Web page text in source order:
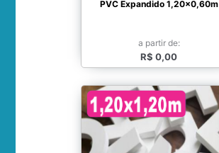
PVC Expandido 1,20x0,60m
a partir de:
R$ 0,00